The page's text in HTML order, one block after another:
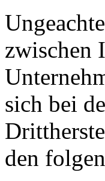
zwischen
sich bei
den